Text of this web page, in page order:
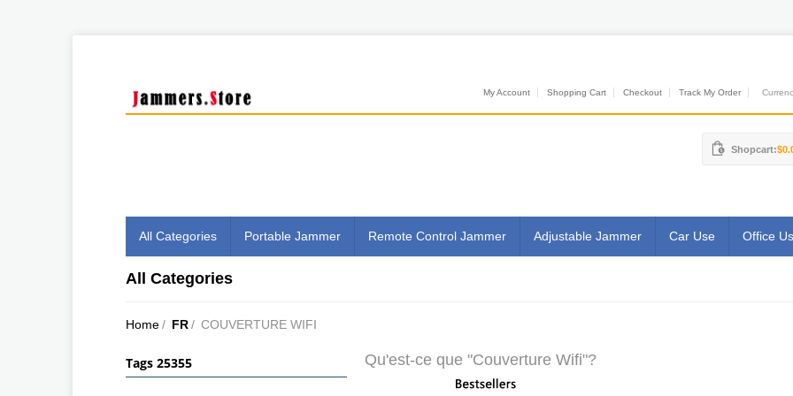
My Account Shopping Cart Checkout Track My Order
Shopcart:
All Categories Portable Jammer Remote Control Jammer Adjustable Jammer Car Use Office
All Categories
Home/ FR/ COUVERTURE WIFI
Qu'est-ce que "Couverture Wifi"?
Tags 25355